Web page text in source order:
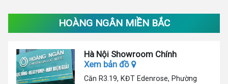
HOÀNG NGÂN MIỀN BẮC
Hà Nội Showroom Chính
Xem bản đồ
Căn R3.19, KĐT Edenrose, Phường